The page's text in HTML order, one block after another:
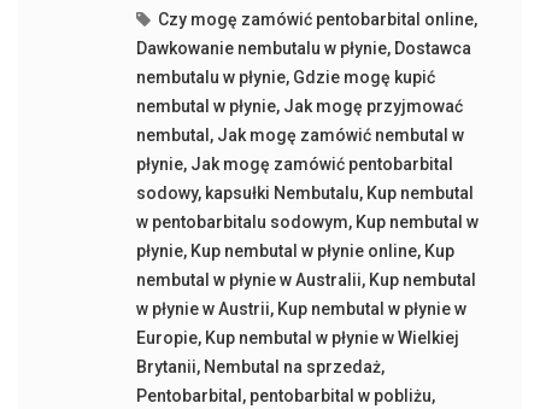
Czy mogę zamówić pentobarbital online,
Dawkowanie nembutalu w płynie, Dostawca
nembutalu w płynie, Gdzie mogę kupić
nembutal w płynie, Jak mogę przyjmować
nembutal , Jak mogę zamówić nembutal w
płynie, Jak mogę zamówić pentobarbital
sodowy, kapsułki Nembutalu, Kup nembutal
w pentobarbitalu sodowym, Kup nembutal w
płynie, Kup nembutal w płynie online, Kup
nembutal w płynie w Australii, Kup nembutal
w płynie w Austrii, Kup nembutal w płynie w
Europie, Kup nembutal w płynie w Wielkiej
Brytanii, Nembutal na sprzedaż,
Pentobarbital , pentobarbital w pobliżu,